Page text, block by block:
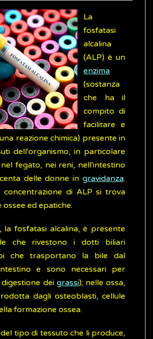
La
fosfatasi
alcalina
(ALP) è un
enzima
(sostanza
che ha il
compito di
facilitare e
reazione chimica) presente in
dell'organismo, in particolare
fegato, nei reni, nell'intestino
delle donne in gravidanza.
concentrazione di ALP si trova
ossee ed epatiche.
la fosfatasi alcalina, è presente
che rivestono i dotti biliari
che trasportano la bile dal
e sono necessari per
dei grassi); nelle ossa,
dagli osteoblasti, cellule
formazione ossea.
tipo di tessuto che li produce,